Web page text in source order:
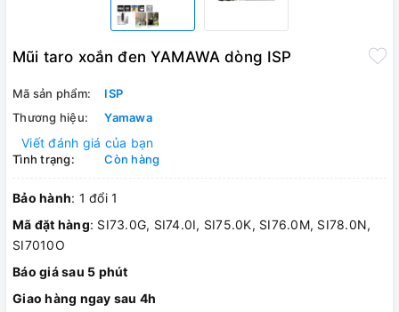
Mũi taro xoắn đen YAMAWA dòng ISP
Mã sản phẩm:
ISP
Thương hiệu:
Yamawa
Viết đánh giá của bạn
Tình trạng: Còn hàng
Bảo hành: 1 đổi 1
Mã đặt hàng: SI73.0G, SI74.0I, SI75.0K, SI76.0M, SI78.0N,
SI7010O
Báo giá sau 5 phút
Giao hàng ngay sau 4h